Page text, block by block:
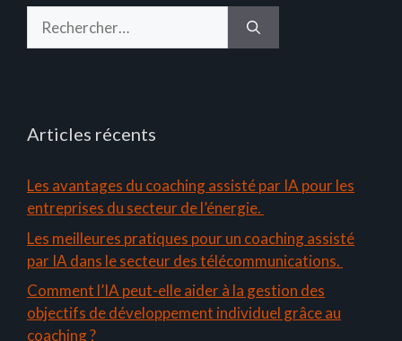
Articles récents
Les avantages du coaching assisté par IA pour les
entreprises du secteur de l’énergie.
Les meilleures pratiques pour un coaching assisté
par IA dans le secteur des télécommunications.
Comment l’IA peut-elle aider à la gestion des
objectifs de développement individuel grâce au
coaching ?